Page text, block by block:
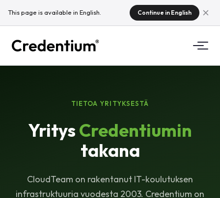
This page is available in English. Continue in English
Miten se toimii
Miksi Credentium
Tietoa CloudTeamista
Koulutusyrityksille
Tapahtumayrityksille
TIETOA YRITYKSESTÄ
YritysCredentiumin
takana
CloudTeam on rakentanut IT-koulutuksen
infrastruktuuria vuodesta 2003. Credentium on